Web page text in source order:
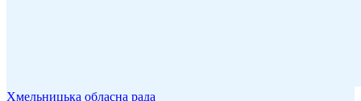
Хмельницька обласна рада